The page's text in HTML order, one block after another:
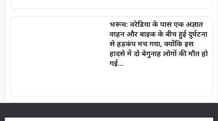
भरूच: वरेडिया के पास एक अज्ञात
वाहन और बाइक के बीच हुई दुर्घटना
से हड़कंप मच गया, क्योंकि इस
हादसे में दो बेगुनाह लोगों की मौत हो
गई…